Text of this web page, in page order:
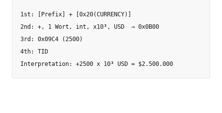
1st: [Prefix] + [0x20(CURRENCY)]
2nd: +, 1 Wort, int, x10³, USD  → 0x0B00
3rd: 0x09C4 (2500)
4th: TID